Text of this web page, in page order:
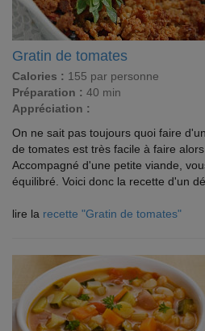
Gratin de tomates
Calories : 155 par personne
Préparation : 40 min
Appréciation :
On ne sait pas toujours quoi faire
de tomates est très facile à faire
Accompagné d'une petite viande,
équilibré. Voici donc la recette d'un
lire la recette "Gratin de tomates"